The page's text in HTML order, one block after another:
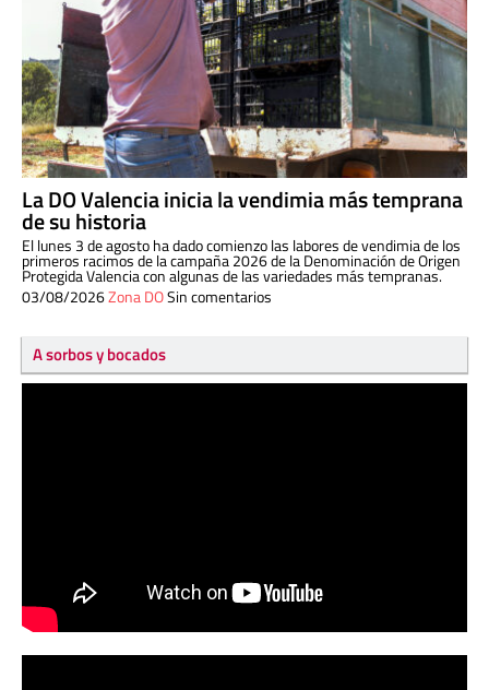
La DO Valencia inicia la vendimia más temprana
de su historia
El lunes 3 de agosto ha dado comienzo las labores de vendimia de los
primeros racimos de la campaña 2026 de la Denominación de Origen
Protegida Valencia con algunas de las variedades más tempranas.
03/08/2026Zona DOSin comentarios
A sorbos y bocados